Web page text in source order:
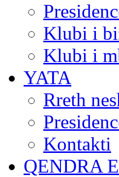
Klubi i
Klubi i
YATA
Rreth
Kontakti
QENDRA